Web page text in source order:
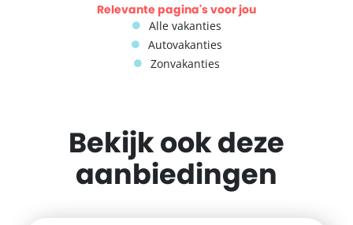
Relevante pagina's voor jou
Alle vakanties
Autovakanties
Zonvakanties
Bekijk ook deze
aanbiedingen